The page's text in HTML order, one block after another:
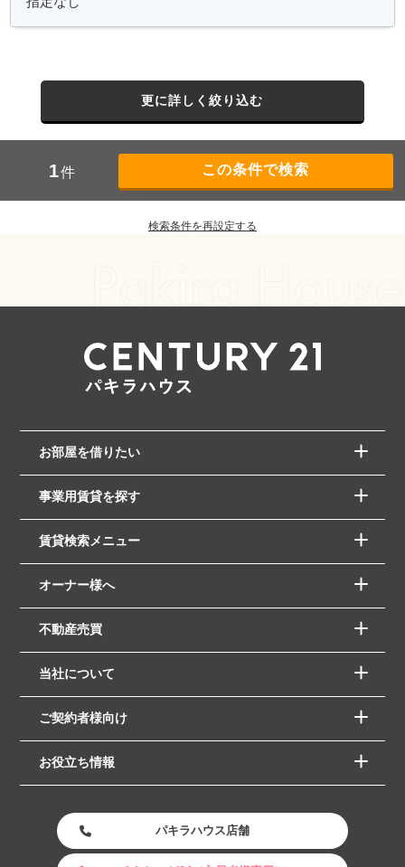
更に詳しく絞り込む
1件
検索条件を再設定する
お部屋を借りたい
事業用賃貸を探す
賃貸検索メニュー
オーナー様へ
不動産売買
当社について
ご契約者様向け
お役立ち情報
パキラハウス店舗